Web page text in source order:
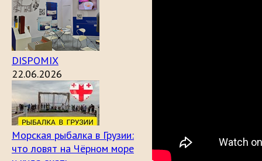
DISPOMIX
22.06.2026
Морская рыбалка в Грузии:
что ловят на Чёрном море